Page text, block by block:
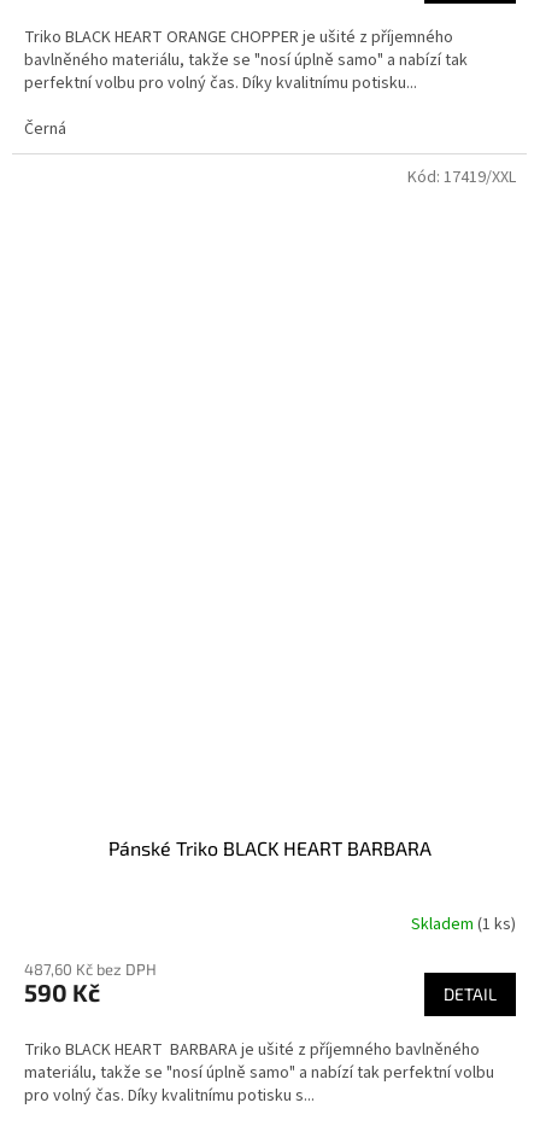
Triko BLACK HEART ORANGE CHOPPER je ušité z příjemného
bavlněného materiálu, takže se "nosí úplně samo" a nabízí tak
perfektní volbu pro volný čas. Díky kvalitnímu potisku...
Černá
Pánské Triko BLACK HEART BARBARA
Skladem (1 ks)
487,60 Kč bez DPH
590 Kč DETAIL
Triko BLACK HEART BARBARA je ušité z příjemného bavlněného
materiálu, takže se "nosí úplně samo" a nabízí tak perfektní volbu
pro volný čas. Díky kvalitnímu potisku s...
Kód: 17419/XXL